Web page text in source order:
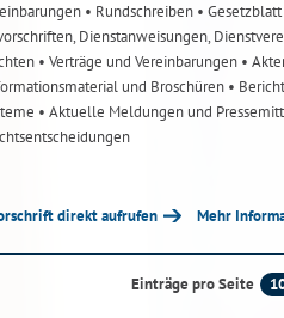
• Rundschreiben • Gesetzblatt
Dienstanweisungen,
• Verträge und Vereinbarungen •
und Broschüren •
• Aktuelle Meldungen und
direkt aufrufen Mehr
Einträge pro Seite